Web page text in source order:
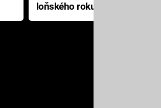
loňského roku: Disney na
jediné katastrofě prodělal 200